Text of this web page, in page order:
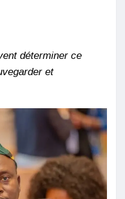
déterminer ce
et